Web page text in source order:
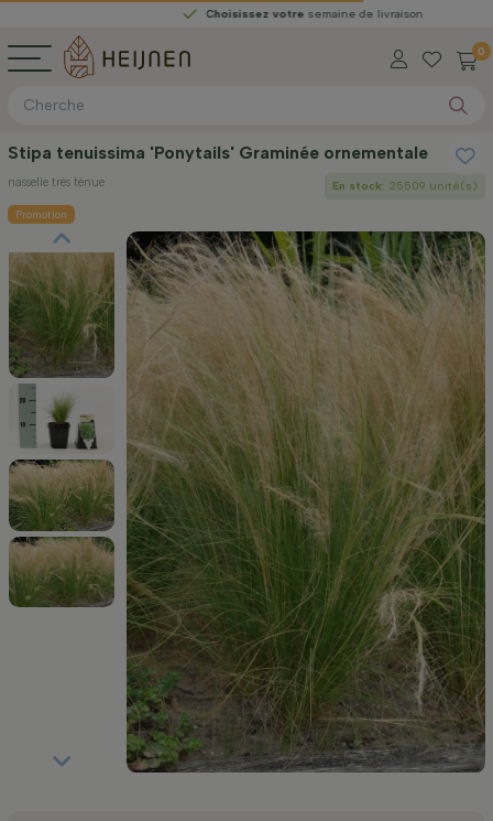
Choisissez votresemaine de livraison
0
Stipa tenuissima 'Ponytails' Graminée ornementale
nasselle très ténue En stock: 25509 unité(s)
Promotion